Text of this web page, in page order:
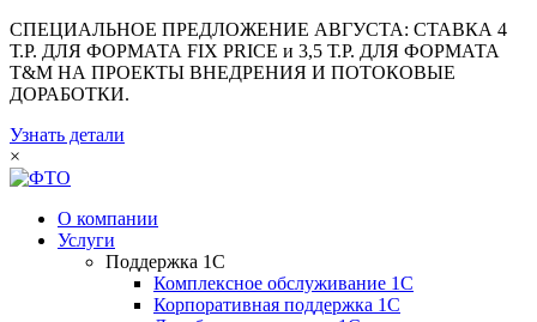
СПЕЦИАЛЬНОЕ ПРЕДЛОЖЕНИЕ АВГУСТА: СТАВКА 4
Т.Р. ДЛЯ ФОРМАТА FIX PRICE и 3,5 Т.Р. ДЛЯ ФОРМАТА
T&M НА ПРОЕКТЫ ВНЕДРЕНИЯ И ПОТОКОВЫЕ
ДОРАБОТКИ.
Узнать детали
×
О компании
Услуги
Поддержка 1С
Комплексное обслуживание 1С
Корпоративная поддержка 1С